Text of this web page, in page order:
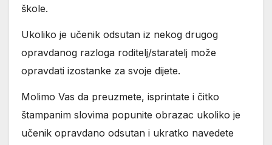
škole.
Ukoliko je učenik odsutan iz nekog drugog
opravdanog razloga roditelj/staratelj može
opravdati izostanke za svoje dijete.
Molimo Vas da preuzmete, isprintate i čitko
štampanim slovima popunite obrazac ukoliko je
učenik opravdano odsutan i ukratko navedete